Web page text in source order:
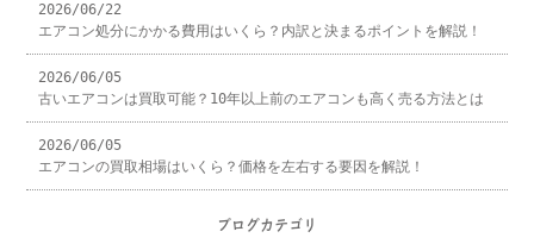
2026/06/22
エアコン処分にかかる費用はいくら？内訳と決まるポイントを解説！
2026/06/05
古いエアコンは買取可能？10年以上前のエアコンも高く売る方法とは
2026/06/05
エアコンの買取相場はいくら？価格を左右する要因を解説！
ブログカテゴリ